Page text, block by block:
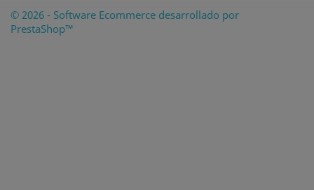
© 2026 - Software Ecommerce desarrollado por
PrestaShop™